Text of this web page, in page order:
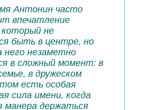
Антонин часто
впечатление
который не
быть в центре, но
него незаметно
в сложный момент: в
в дружеском
есть особая
сила имени, когда
манера держаться